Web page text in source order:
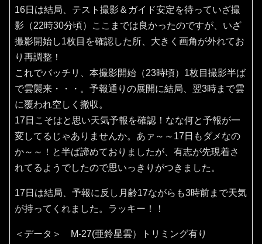
16日は結局、テスト撮影＆ガイド安定を待っていざ撮
影（22時30分頃）ここまでは良かったのですが、いざ
撮影開始し1枚目を確認した所、大きく画角が外れてお
り再調整！
これでバッチリ、本撮影開始（23時頃）1枚目撮影半ば
で雲襲来・・・。予報通りの展開に結局、翌3時まで雲
に覆われ空しく撤収。
17日こそはと思い天気予報を確認！なな何と予報が一
変してるじゃありませんか。あァ～～17日もダメなの
か～～！と半ば諦めておりましたが、有志が先現着さ
れてるようでしたので思いっきりがつきました。
17日は結局、予報に反し月齢17ながらも3時前まで天気
が持ってくれました。ラッキー！！
＜データ＞ M-27(亜鈴星雲）トリミング有り